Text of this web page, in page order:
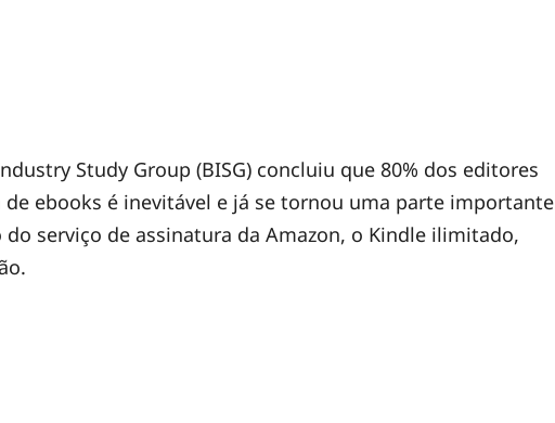
Study Group (BISG) concluiu que 80% dos editores
ebooks é inevitável e já se tornou uma parte importante
serviço de assinatura da Amazon, o Kindle ilimitado,